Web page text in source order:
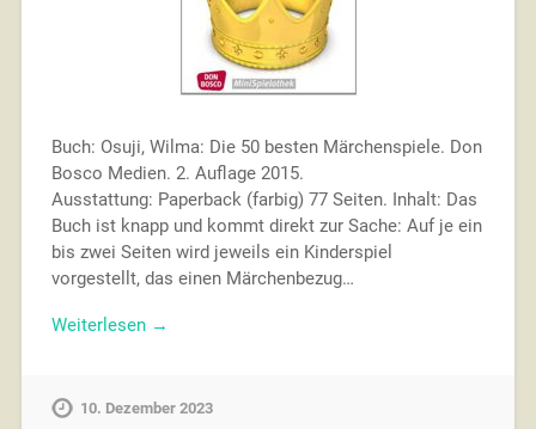
Buch: Osuji, Wilma: Die 50 besten Märchenspiele. Don
Bosco Medien. 2. Auflage 2015.
Ausstattung: Paperback (farbig) 77 Seiten. Inhalt: Das
Buch ist knapp und kommt direkt zur Sache: Auf je ein
bis zwei Seiten wird jeweils ein Kinderspiel
vorgestellt, das einen Märchenbezug…
Weiterlesen →
10. Dezember 2023